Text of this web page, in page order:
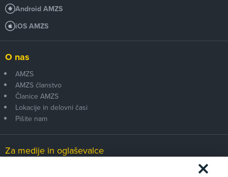
Android AMZS
iOS AMZS
O nas
AMZS
AMZS članstvo
Članice AMZS
Lokacije in delovni časi
Pišite nam
Za medije in oglaševalce